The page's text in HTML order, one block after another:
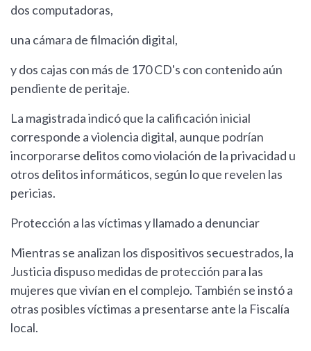
dos computadoras,
una cámara de filmación digital,
y dos cajas con más de 170 CD's con contenido aún
pendiente de peritaje.
La magistrada indicó que la calificación inicial
corresponde a violencia digital, aunque podrían
incorporarse delitos como violación de la privacidad u
otros delitos informáticos, según lo que revelen las
pericias.
Protección a las víctimas y llamado a denunciar
Mientras se analizan los dispositivos secuestrados, la
Justicia dispuso medidas de protección para las
mujeres que vivían en el complejo. También se instó a
otras posibles víctimas a presentarse ante la Fiscalía
local.